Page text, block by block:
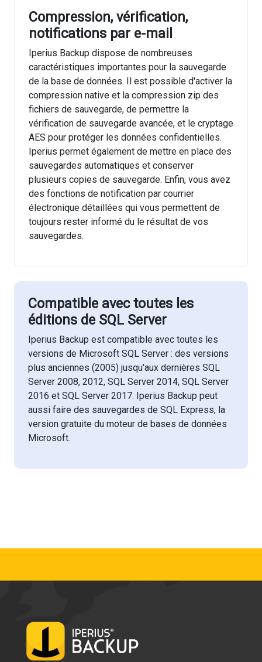
Compression, vérification,
notifications par e-mail
Iperius Backup dispose de nombreuses
caractéristiques importantes pour la sauvegarde
de la base de données. Il est possible d'activer la
compression native et la compression zip des
fichiers de sauvegarde, de permettre la
vérification de sauvegarde avancée, et le cryptage
AES pour protéger les données confidentielles.
Iperius permet également de mettre en place des
sauvegardes automatiques et conserver
plusieurs copies de sauvegarde. Enfin, vous avez
des fonctions de notification par courrier
électronique détaillées qui vous permettent de
toujours rester informé du le résultat de vos
sauvegardes.
Compatible avec toutes les
éditions de SQL Server
Iperius Backup est compatible avec toutes les
versions de Microsoft SQL Server : des versions
plus anciennes (2005) jusqu'aux dernières SQL
Server 2008, 2012, SQL Server 2014, SQL Server
2016 et SQL Server 2017. Iperius Backup peut
aussi faire des sauvegardes de SQL Express, la
version gratuite du moteur de bases de données
Microsoft.